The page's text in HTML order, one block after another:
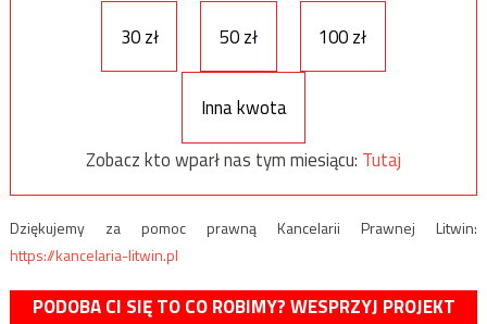
30 zł
50 zł 100 zł
Inna kwota
Zobacz kto wparł nas tym miesiącu: Tutaj
Dziękujemy za pomoc prawną Kancelarii Prawnej Litwin:
https://kancelaria-litwin.pl
PODOBA CI SIĘ TO CO ROBIMY? WESPRZYJ PROJEKT